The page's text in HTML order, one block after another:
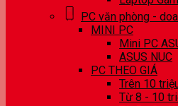
PC văn phòng -
MINI PC
Mini PC
ASUS NUC
PC THEO GIÁ
Trên 10
Từ 8 - 10